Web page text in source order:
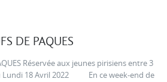
DE PAQUES
Réservée aux jeunes pirisiens entre 3
Lundi 18 Avril 2022 En ce week-end de